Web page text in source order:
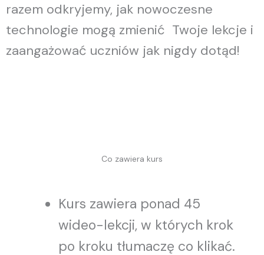
razem odkryjemy, jak nowoczesne
technologie mogą zmienić Twoje lekcje i
zaangażować uczniów jak nigdy dotąd!
Co zawiera kurs
Kurs zawiera ponad 45
wideo-lekcji, w których krok
po kroku tłumaczę co klikać.